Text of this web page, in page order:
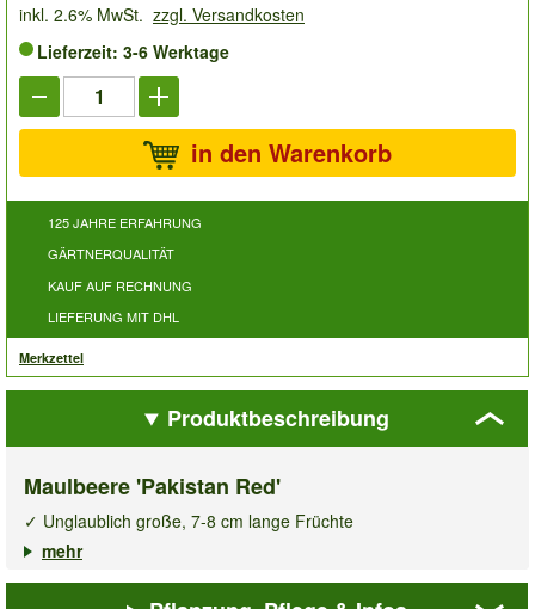
inkl. 2.6% MwSt. zzgl. Versandkosten
Lieferzeit: 3-6 Werktage
in den Warenkorb
125 JAHRE ERFAHRUNG
GÄRTNERQUALITÄT
KAUF AUF RECHNUNG
LIEFERUNG MIT DHL
Merkzettel
Produktbeschreibung
Maulbeere 'Pakistan Red'
✓ Unglaublich große, 7-8 cm lange Früchte
✓ Süße, saftige und kernlose Beeren
mehr